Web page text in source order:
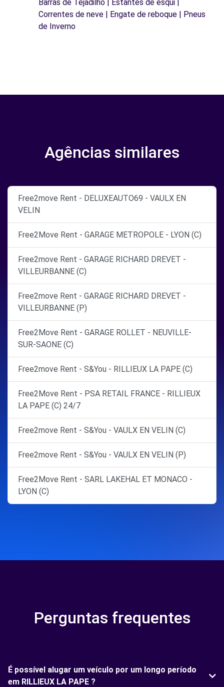
Barras de Tejadilho | Estantes de esqui |
Correntes de neve | Engate de reboque | Pneus
de Inverno
Agências similares
Free2move Rent - DELUXEAUTO69 - VAULX EN
VELIN
Free2Move Rent - GARAGE METROPOLE - LYON (C)
Free2move Rent - GARAGE RICHARD DREVET -
VILLEURBANNE (C)
Free2move Rent - GARAGE RICHARD DREVET -
VILLEURBANNE (P)
Free2Move Rent - GARAGE ROLLET - NEUVILLE-
SUR-SAONE (C)
Free2move Rent - S&You - RILLIEUX LA PAPE (C)
Free2Move Rent - PSA RETAIL FRANCE - RILLIEUX
LA PAPE (C) 24/7
Free2move Rent - S&You - VAULX EN VELIN (C)
Free2move Rent - S&You - VAULX EN VELIN (P)
Free2Move Rent - SARL LAKEHAL ET MONACO -
LYON (C)
Perguntas frequentes
É possível alugar um veículo por um longo período
em RILLIEUX LA PAPE ?